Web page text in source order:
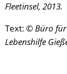
Fleetinsel, 2013.
Text:© Büro für
Lebenshilfe